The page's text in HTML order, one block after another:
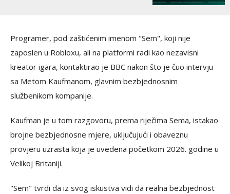
Programer, pod zaštićenim imenom "Sem", koji nije
zaposlen u Robloxu, ali na platformi radi kao nezavisni
kreator igara, kontaktirao je BBC nakon što je čuo intervju
sa Metom Kaufmanom, glavnim bezbjednosnim
službenikom kompanije.
Kaufman je u tom razgovoru, prema riječima Sema, istakao
brojne bezbjednosne mjere, uključujući i obaveznu
provjeru uzrasta koja je uvedena početkom 2026. godine u
Velikoj Britaniji.
"Sem" tvrdi da iz svog iskustva vidi da realna bezbjednost